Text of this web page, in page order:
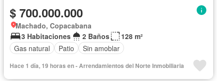
$ 700.000.000
Machado, Copacabana
3 Habitaciones
2 Baños
128 m²
Gas natural
Patio Sin amoblar
Hace 1 día, 19 horas en - Arrendamientos del Norte Inmobiliaria